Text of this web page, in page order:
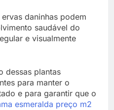
daninhas podem
saudável do
e visualmente
dessas plantas
para manter o
e para garantir que o
esmeralda preço m2